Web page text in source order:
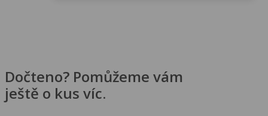
Dočteno? Pomůžeme vám
ještě o kus víc.